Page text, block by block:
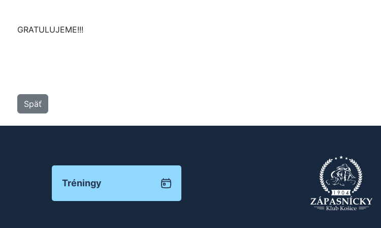
GRATULUJEME!!!
Späť
Tréningy